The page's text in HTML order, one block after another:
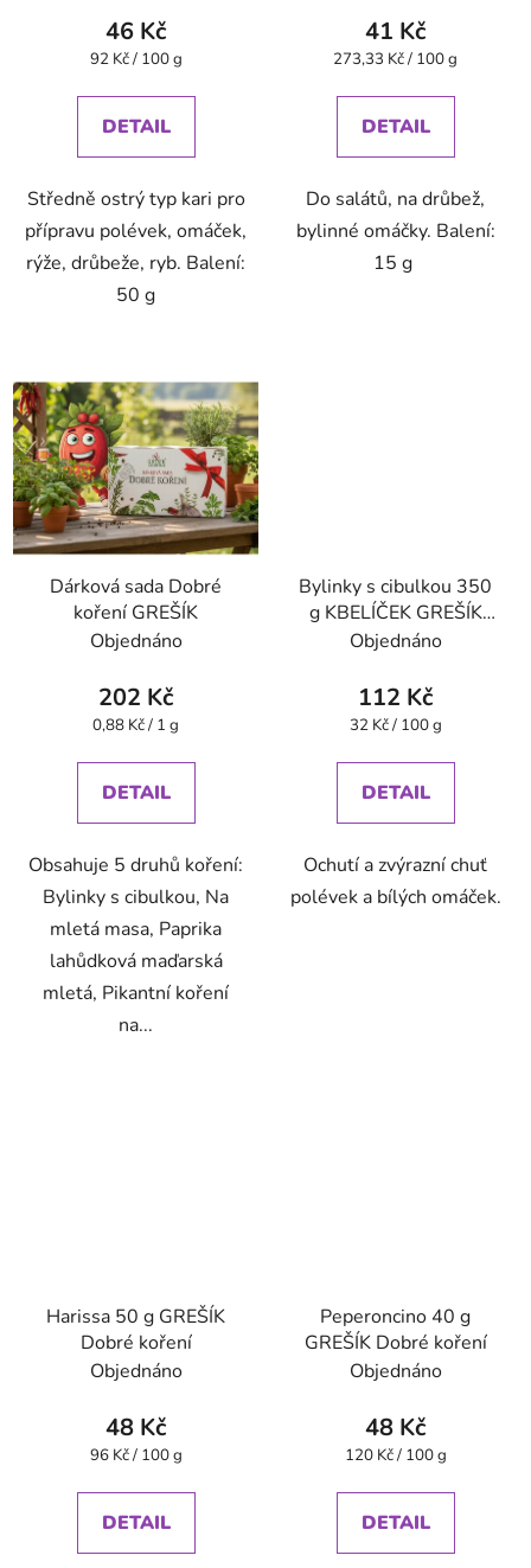
46 Kč
Měrná
92 Kč / 100 g
DETAIL
Středně ostrý typ kari pro
přípravu polévek, omáček,
rýže, drůbeže, ryb. Balení:
50 g
41 Kč
Měrná
273,33 Kč / 100 g
DETAIL
Do salátů, na drůbež,
bylinné omáčky. Balení:
15 g
Dárková sada Dobré
koření GREŠÍK
Objednáno
202 Kč
Měrná
0,88 Kč / 1 g
DETAIL
Obsahuje 5 druhů koření:
Bylinky s cibulkou, Na
mletá masa, Paprika
lahůdková maďarská
mletá, Pikantní koření
na...
Bylinky s cibulkou 350
g KBELÍČEK GREŠÍK
Dobré koření
Objednáno
112 Kč
Měrná
32 Kč / 100 g
DETAIL
Ochutí a zvýrazní chuť
polévek a bílých omáček.
Harissa 50 g GREŠÍK
Dobré koření
Objednáno
48 Kč
Měrná
96 Kč / 100 g
DETAIL
Peperoncino 40 g
GREŠÍK Dobré koření
Objednáno
48 Kč
Měrná
120 Kč / 100 g
DETAIL